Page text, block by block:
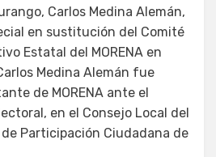
Carlos Medina Alemán,
en sustitución del Comité
Estatal del MORENA en
Medina Alemán fue
de MORENA ante el
en el Consejo Local del
Participación Ciudadana de